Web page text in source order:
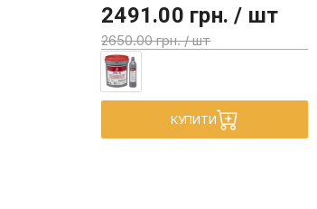
2491.00 грн. / шт
2650.00 грн. / шт
КУПИТИ